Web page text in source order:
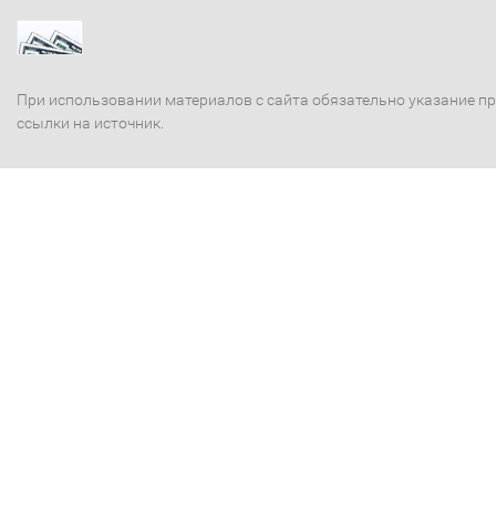
При использовании материалов с сайта обязательно указание
ссылки на источник.